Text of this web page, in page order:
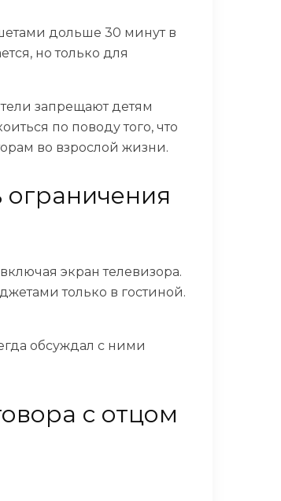
дольше 30 минут в
но только для
запрещают детям
по поводу того, что
во взрослой жизни.
ограничения
экран телевизора.
только в гостиной.
обсуждал с ними
с отцом